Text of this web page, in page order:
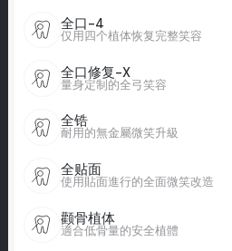
全口-4
仅用四个植体恢复完整笑容
全口修复-X
量身定制的全弓笑容
全锆
耐用的無金屬微笑升級
全贴面
使用貼面進行的全面微笑改造
颧骨植体
適合低骨量的安全植體